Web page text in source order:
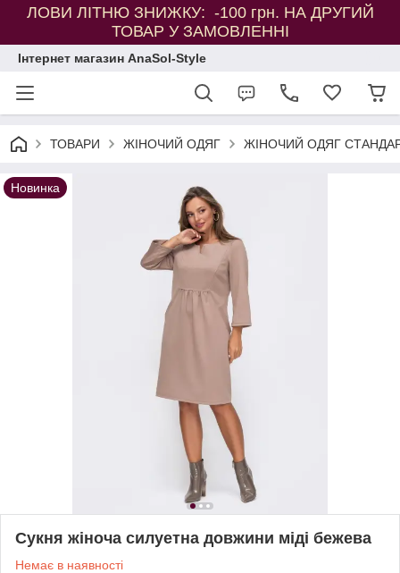
ЛОВИ ЛІТНЮ ЗНИЖКУ: -100 грн. НА ДРУГИЙ
ТОВАР У ЗАМОВЛЕННІ
Інтернет магазин AnaSol-Style
ТОВАРИ ЖІНОЧИЙ ОДЯГ ЖІНОЧИЙ ОДЯГ
Новинка
Сукня жіноча силуетна довжини міді бежева
Немає в наявності